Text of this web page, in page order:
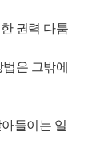
권력 다툼
은 그밖에
들이는 일